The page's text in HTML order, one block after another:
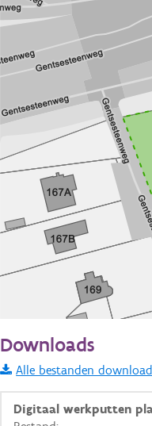
Informatie Vlaanderen
i
Downloads
Alle bestanden
Digitaal werkputten